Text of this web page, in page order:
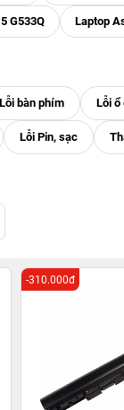
G533Q Laptop
-310.000đ